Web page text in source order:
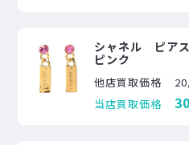
シャネル ピア
ピンク
他店買取価格
当店買取価格